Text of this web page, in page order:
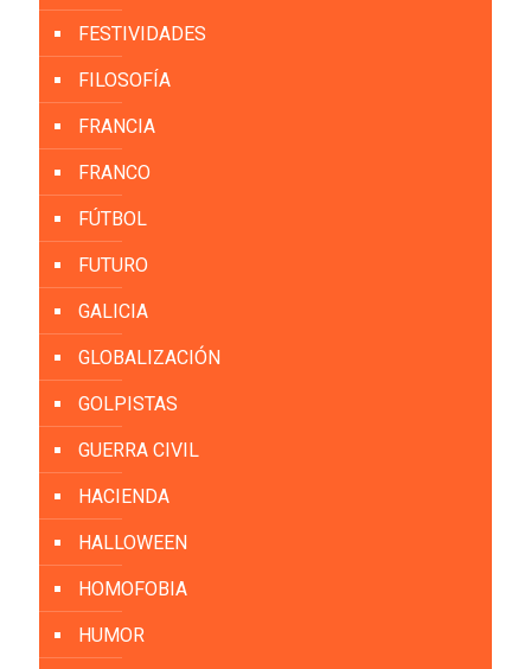
FESTIVIDADES
FILOSOFÍA
FRANCIA
FRANCO
FÚTBOL
FUTURO
GALICIA
GLOBALIZACIÓN
GOLPISTAS
GUERRA CIVIL
HACIENDA
HALLOWEEN
HOMOFOBIA
HUMOR